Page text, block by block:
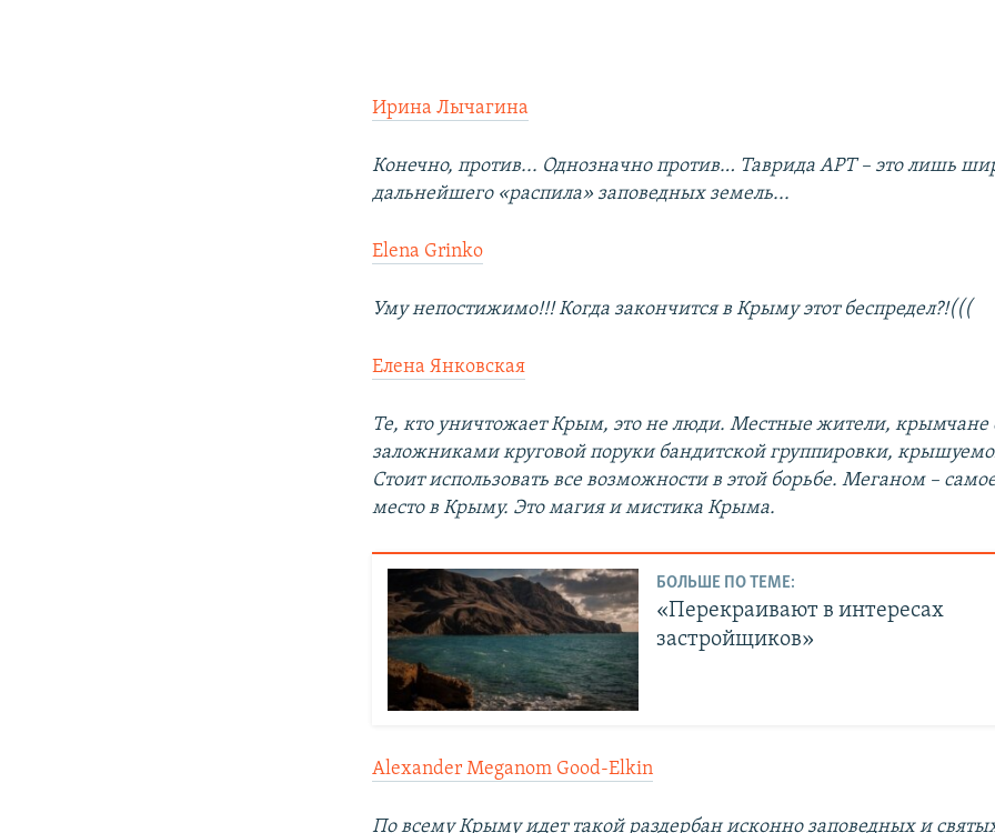
Ирина Лычагина
Конечно, против... Однозначно против… Таврида АРТ – это лишь
дальнейшего «распила» заповедных земель...
Elena Grinko
Уму непостижимо!!! Когда закончится в Крыму этот беспредел?!(((
Елена Янковская
Те, кто уничтожает Крым, это не люди. Местные жители, крымчане
заложниками круговой поруки бандитской группировки,
Стоит использовать все возможности в этой борьбе. Меганом –
место в Крыму. Это магия и мистика Крыма.
БОЛЬШЕ ПО ТЕМЕ:
«Перекраивают в интересах
застройщиков»
Alexander Meganom Good-Elkin
По всему Крыму идет такой раздербан исконно заповедных и